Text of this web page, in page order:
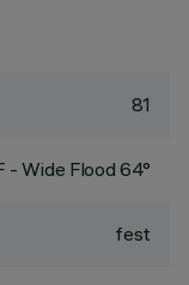
81
- Wide Flood 64°
fest